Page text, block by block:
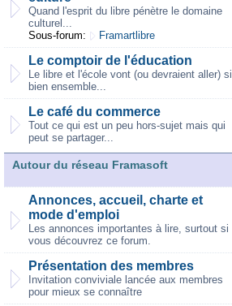
Quand l'esprit du libre pénètre le domaine
culturel...
Sous-forum:
Framartlibre
Le comptoir de l'éducation
Le libre et l'école vont (ou devraient aller) si
bien ensemble...
Le café du commerce
Tout ce qui est un peu hors-sujet mais qui
peut se partager...
Autour du réseau Framasoft
Annonces, accueil, charte et
mode d'emploi
Les annonces importantes à lire, surtout si
vous découvrez ce forum.
Présentation des membres
Invitation conviviale lancée aux membres
pour mieux se connaître